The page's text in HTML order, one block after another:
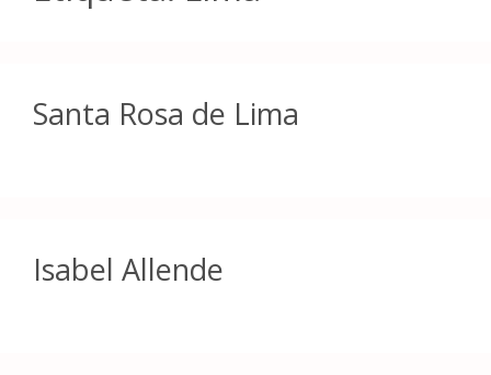
Santa Rosa de Lima
Isabel Allende